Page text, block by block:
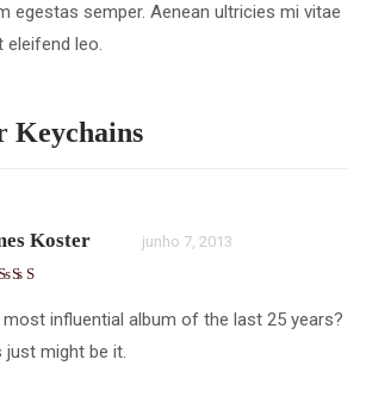
egestas semper. Aenean ultricies mi vitae
eleifend leo.
Keychains
Koster junho 7, 2013
most influential album of the last 25 years?
just might be it.